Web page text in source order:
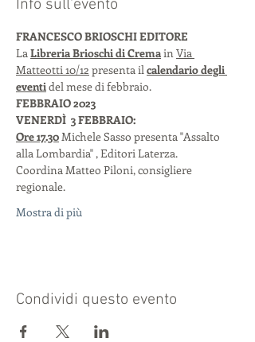
Info sull'evento
FRANCESCO BRIOSCHI EDITORE
La Libreria Brioschi di Crema in Via
Matteotti 10/12 presenta il calendario degli
eventi del mese di febbraio.
FEBBRAIO 2023
VENERDÌ  3 FEBBRAIO:
Ore 17.30 Michele Sasso presenta "Assalto
alla Lombardia" , Editori Laterza.
Coordina Matteo Piloni, consigliere
regionale.
Mostra di più
Condividi questo evento